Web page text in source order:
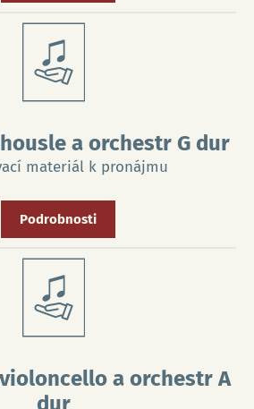
a orchestr G dur
materiál k pronájmu
Podrobnosti
a orchestr A
dur